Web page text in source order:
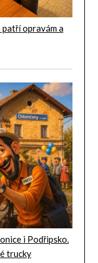
patří opravám a
i Podřipsko.
trucky